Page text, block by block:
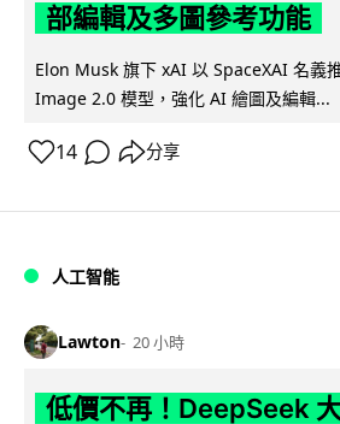
部編輯及多圖參考功能
Elon Musk 旗下 xAI 以 SpaceXAI 名義
Image 2.0 模型，強化 AI 繪圖及編輯...
14 分享
人工智能
Lawton 20 小時
低價不再！DeepSeek